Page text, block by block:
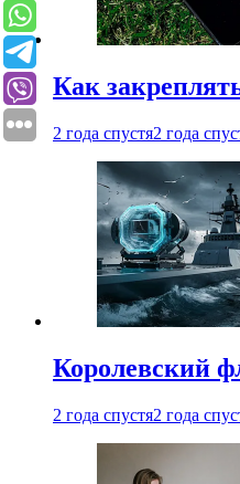
Как
2 года спустя2 года
Королевский
2 года спустя2 года